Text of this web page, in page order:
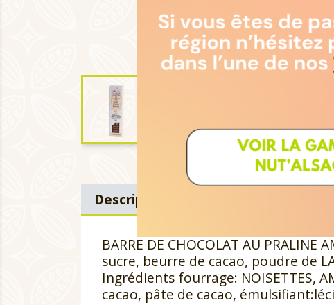
Description
BARRE DE CHOCOLAT AU
sucre, beurre de cacao, poudre de
Ingrédients fourrage: NOISETTES,
cacao, pâte de cacao,